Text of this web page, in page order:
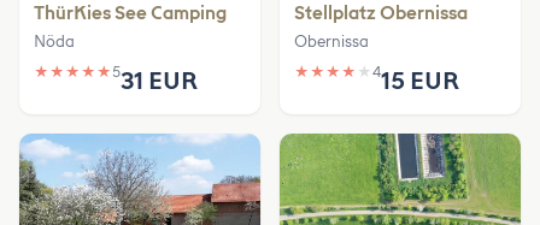
ThürKies See Camping
Nöda
★ ★ ★ ★ ★531 EUR
Stellplatz Obernissa
Obernissa
★ ★ ★ ★ ★ 415 EUR